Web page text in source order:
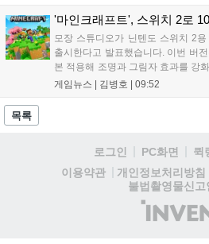
'마인크래프트', 스위치 2로
모장 스튜디오가 닌텐도 스위치 2
출시한다고 발표했습니다. 이번 버
본 적용해 조명과 그림자 효과를 강
팩도 업데이트됩니다. 기존 월드 이
됩니다. 일부 환경에서는 해당 그
게임뉴스 | 김병호 09:52
목록
로그인 PC화면 퀵
이용약관
개인정보처리방침
불법촬영물신고
(주)
인